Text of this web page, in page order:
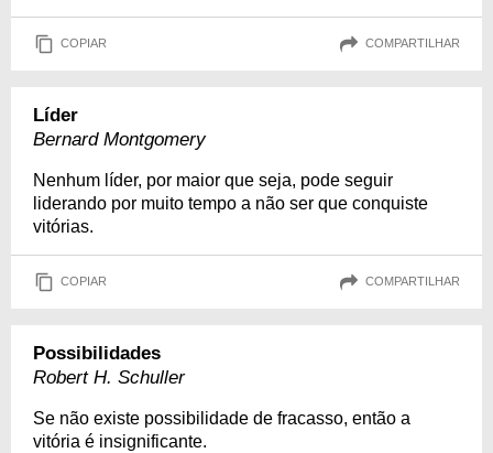
COPIAR COMPARTILHAR
Líder
Bernard Montgomery
Nenhum líder, por maior que seja, pode seguir
liderando por muito tempo a não ser que conquiste
vitórias.
COPIAR COMPARTILHAR
Possibilidades
Robert H. Schuller
Se não existe possibilidade de fracasso, então a
vitória é insignificante.